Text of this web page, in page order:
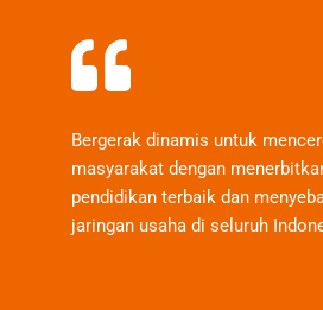
Bergerak dinamis untuk
masyarakat dengan
pendidikan terbaik dan
jaringan usaha di seluruh